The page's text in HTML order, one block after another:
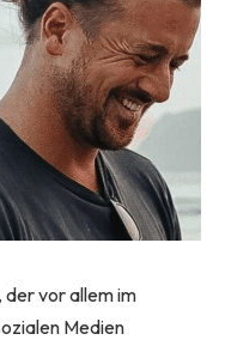
vor allem im
Medien